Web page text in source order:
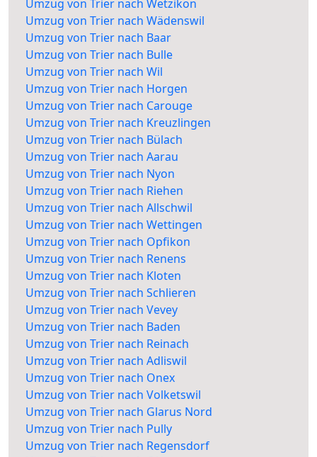
Umzug von Trier nach Wetzikon
Umzug von Trier nach Wädenswil
Umzug von Trier nach Baar
Umzug von Trier nach Bulle
Umzug von Trier nach Wil
Umzug von Trier nach Horgen
Umzug von Trier nach Carouge
Umzug von Trier nach Kreuzlingen
Umzug von Trier nach Bülach
Umzug von Trier nach Aarau
Umzug von Trier nach Nyon
Umzug von Trier nach Riehen
Umzug von Trier nach Allschwil
Umzug von Trier nach Wettingen
Umzug von Trier nach Opfikon
Umzug von Trier nach Renens
Umzug von Trier nach Kloten
Umzug von Trier nach Schlieren
Umzug von Trier nach Vevey
Umzug von Trier nach Baden
Umzug von Trier nach Reinach
Umzug von Trier nach Adliswil
Umzug von Trier nach Onex
Umzug von Trier nach Volketswil
Umzug von Trier nach Glarus Nord
Umzug von Trier nach Pully
Umzug von Trier nach Regensdorf